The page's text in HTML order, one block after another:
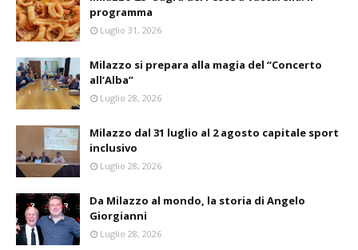
programma
Luglio 31, 2026
Milazzo si prepara alla magia del “Concerto
all’Alba”
Luglio 28, 2026
Milazzo dal 31 luglio al 2 agosto capitale sport
inclusivo
Luglio 28, 2026
Da Milazzo al mondo, la storia di Angelo
Giorgianni
Luglio 28, 2026